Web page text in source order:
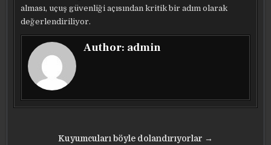
alması, uçuş güvenliği açısından kritik bir adım olarak
değerlendiriliyor.
Author: admin
Kuyumcuları böyle dolandırıyorlar →